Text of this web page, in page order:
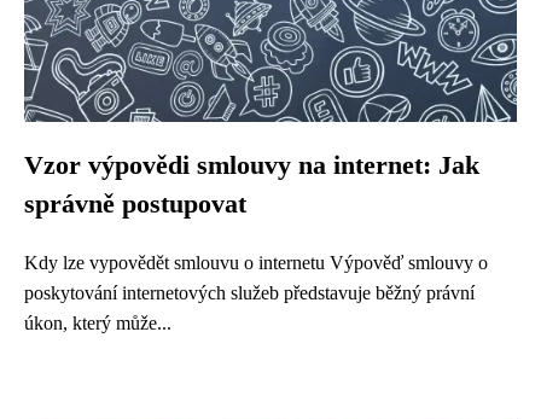
Vzor výpovědi smlouvy na internet: Jak
správně postupovat
Kdy lze vypovědět smlouvu o internetu Výpověď smlouvy o
poskytování internetových služeb představuje běžný právní
úkon, který může...